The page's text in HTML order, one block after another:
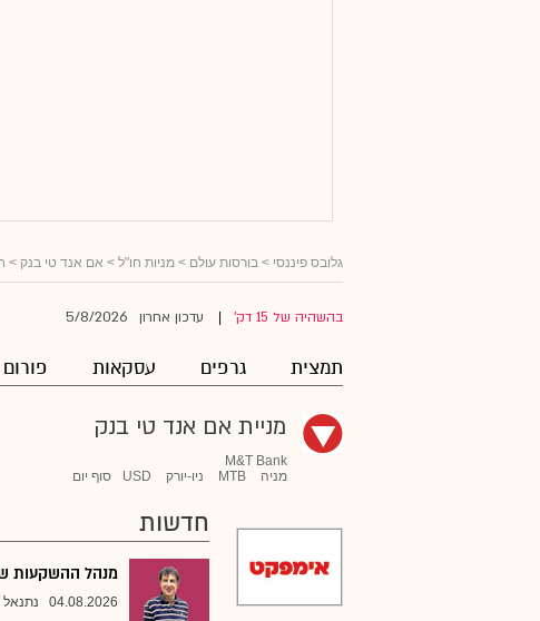
גלובס פיננסי > בורסות עולם > מניות חו"ל > אם אנד טי בנק >
בהשהיה של 15 דק' עדכון אחרון 5/8/2026
תמצית גרפים עסקאות פורום
מניית אם אנד טי בנק
M&T Bank
מניה
MTB ניו-יורק USD סוף יום
חדשות
מנהל ההשקעות
04.08.2026 נתנאל